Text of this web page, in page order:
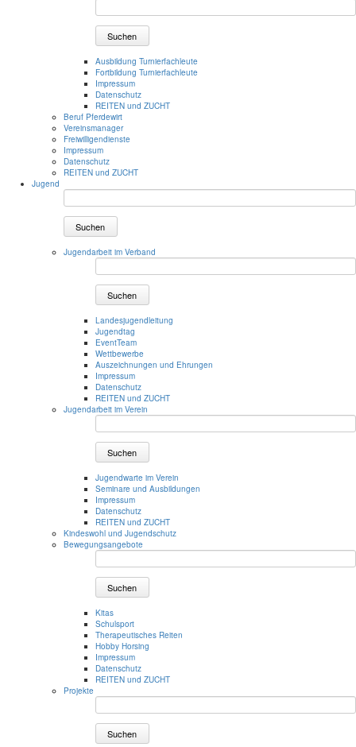
Suchen
Ausbildung Turnierfachleute
Fortbildung Turnierfachleute
Impressum
Datenschutz
REITEN und ZUCHT
Beruf Pferdewirt
Vereinsmanager
Freiwilligendienste
Impressum
Datenschutz
REITEN und ZUCHT
Jugend
Suchen
Jugendarbeit im Verband
Suchen
Landesjugendleitung
Jugendtag
EventTeam
Wettbewerbe
Auszeichnungen und Ehrungen
Impressum
Datenschutz
REITEN und ZUCHT
Jugendarbeit im Verein
Suchen
Jugendwarte im Verein
Seminare und Ausbildungen
Impressum
Datenschutz
REITEN und ZUCHT
Kindeswohl und Jugendschutz
Bewegungsangebote
Suchen
Kitas
Schulsport
Therapeutisches Reiten
Hobby Horsing
Impressum
Datenschutz
REITEN und ZUCHT
Projekte
Suchen